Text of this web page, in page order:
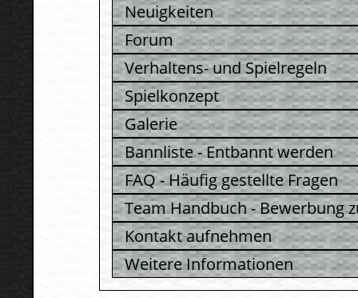
Neuigkeiten
Forum
Verhaltens- und Spielregeln
Spielkonzept
Galerie
Bannliste - Entbannt werden
FAQ - Häufig gestellte Fragen
Team Handbuch - Bewerbung
Kontakt aufnehmen
Weitere Informationen